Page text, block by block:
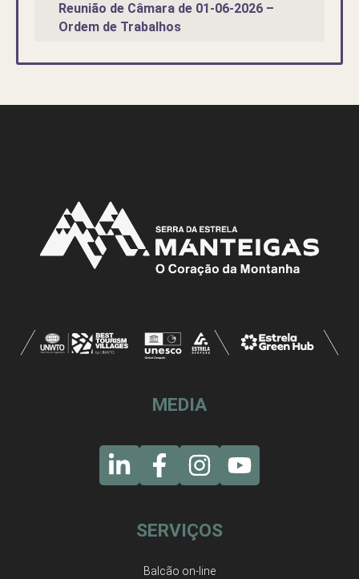
Reunião de Câmara de 01-06-2026 –
Ordem de Trabalhos
MEDIA
SERVIÇOS
Balcão on-line